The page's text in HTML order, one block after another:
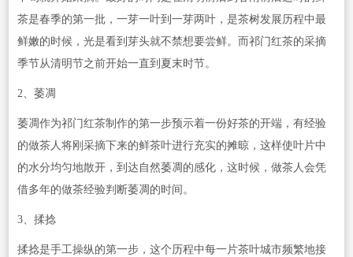
茶是春季的第一批，一芽一叶到一芽两叶，是茶树发展历程中最
鲜嫩的时候，光是看到芽头就不禁想要尝鲜。而祁门红茶的采摘
季节从清明节之前开始一直到夏末时节。
2、萎凋
萎凋作为祁门红茶制作的第一步预示着一份好茶的开端，有经验
的做茶人将刚采摘下来的鲜茶叶进行充实的摊晾，这样使叶片中
的水分均匀地散开，到达自然萎凋的感化，这时候，做茶人会凭
借多年的做茶经验判断萎凋的时间。
3、揉捻
揉捻是手工操纵的第一步，这个历程中每一片茶叶城市频繁地接